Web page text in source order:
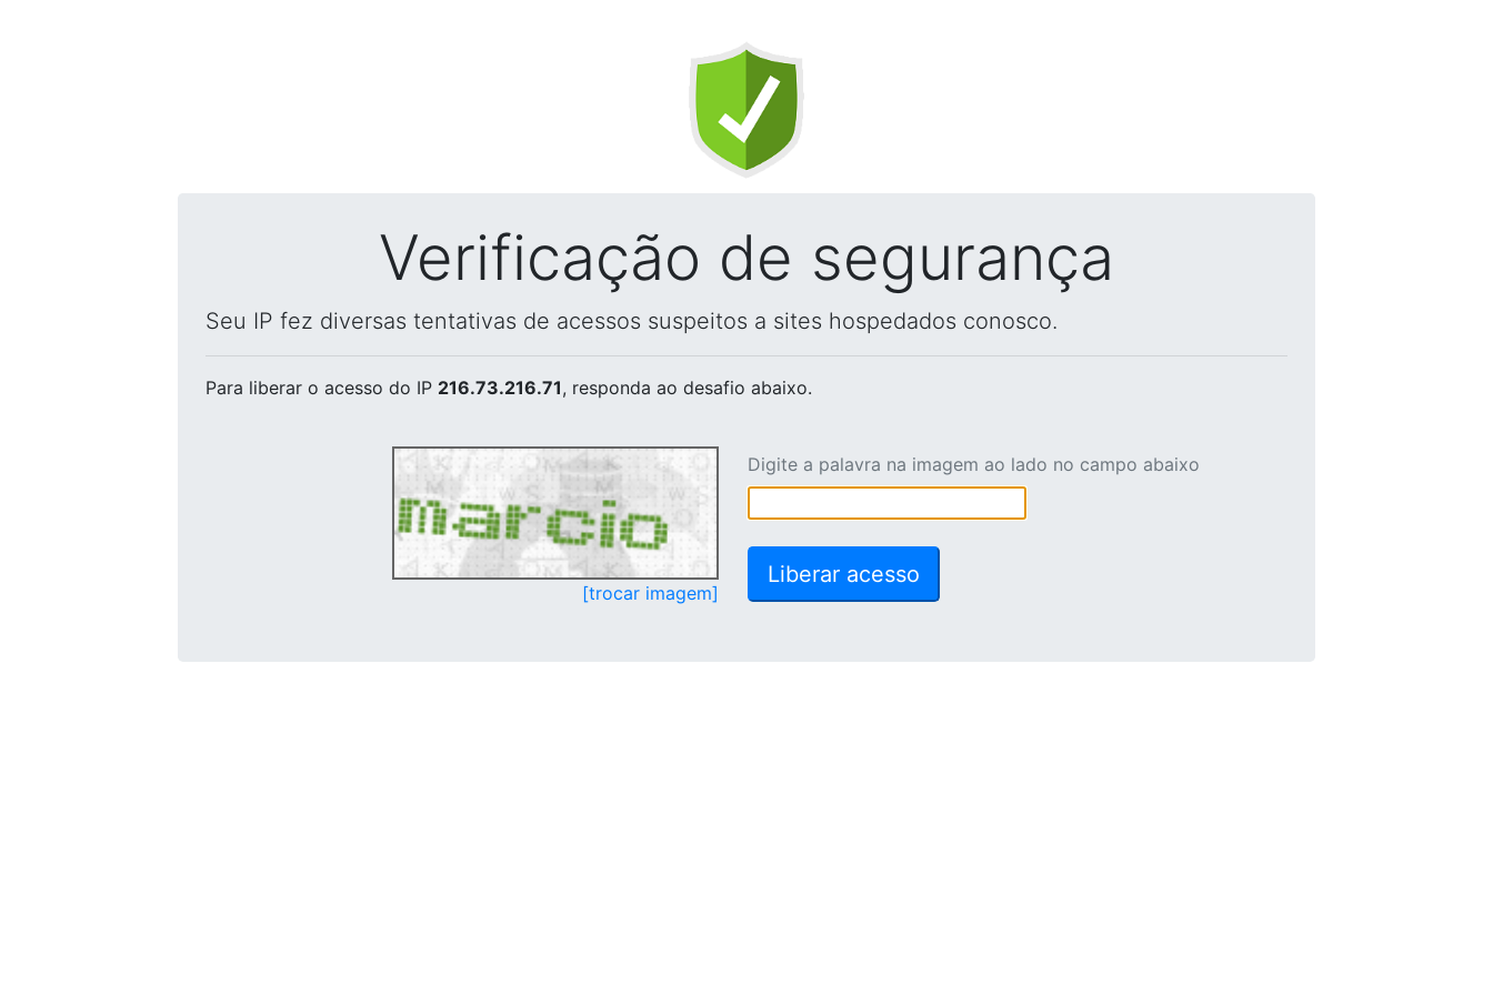
Verificação de segurança
Seu IP fez diversas tentativas de acessos suspeitos a sites hospedados conosco.
Para liberar o acesso do IP 216.73.216.71, responda ao desafio abaixo.
[trocar imagem]
Digite a palavra na imagem ao lado no campo abaixo